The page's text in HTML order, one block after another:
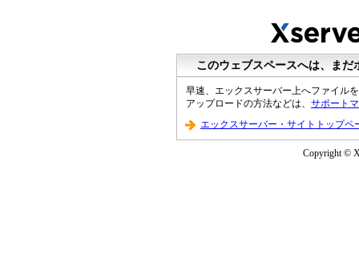
このウェブスペースへは、ま
早速、エックスサーバー上へファイル
アップロードの方法などは、 サポート
エックスサーバー・サイトトップペ
Copyright ©